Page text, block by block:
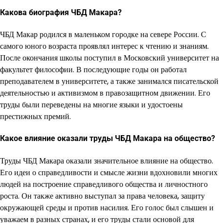
Какова биография ЧБД Макара?
ЧБД Макар родился в маленьком городке на севере России. С
самого юного возраста проявлял интерес к чтению и знаниям.
После окончания школы поступил в Московский университет на
факультет философии. В последующие годы он работал
преподавателем в университете, а также занимался писательской
деятельностью и активизмом в правозащитном движении. Его
труды были переведены на многие языки и удостоены
престижных премий.
Какое влияние оказали труды ЧБД Макара на общество?
Труды ЧБД Макара оказали значительное влияние на общество.
Его идеи о справедливости и смысле жизни вдохновили многих
людей на построение справедливого общества и личностного
роста. Он также активно выступал за права человека, защиту
окружающей среды и против насилия. Его голос был слышен и
уважаем в разных странах, и его труды стали основой для